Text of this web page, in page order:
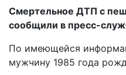
Смертельное ДТП с
сообщили в пресс-
По имеющейся
мужчину 1985 года